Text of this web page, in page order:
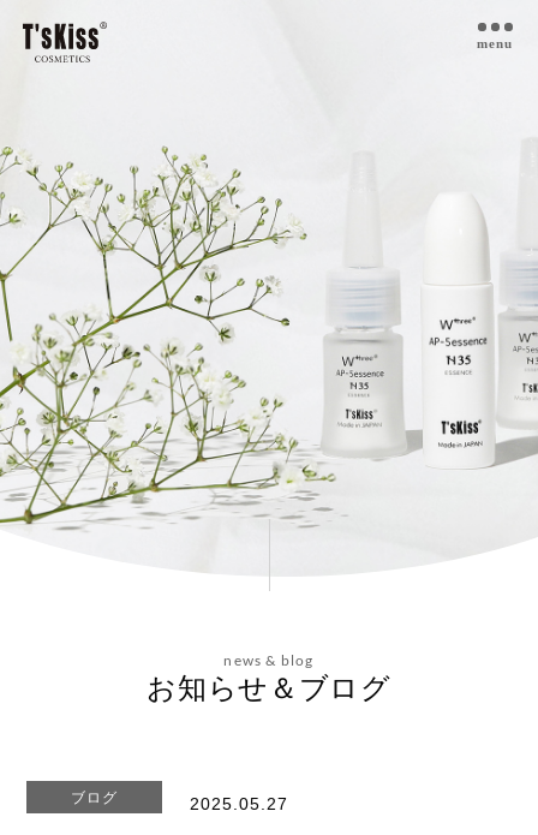
私たちのプラセンタ
開発インタビュー
商品一覧
取扱ご検討サロン様へ
お取扱サロン
お知らせ・ブログ
会社概要
お問い合わせ
menu
news & blog
お知らせ＆ブログ
ブログ 2025.05.27